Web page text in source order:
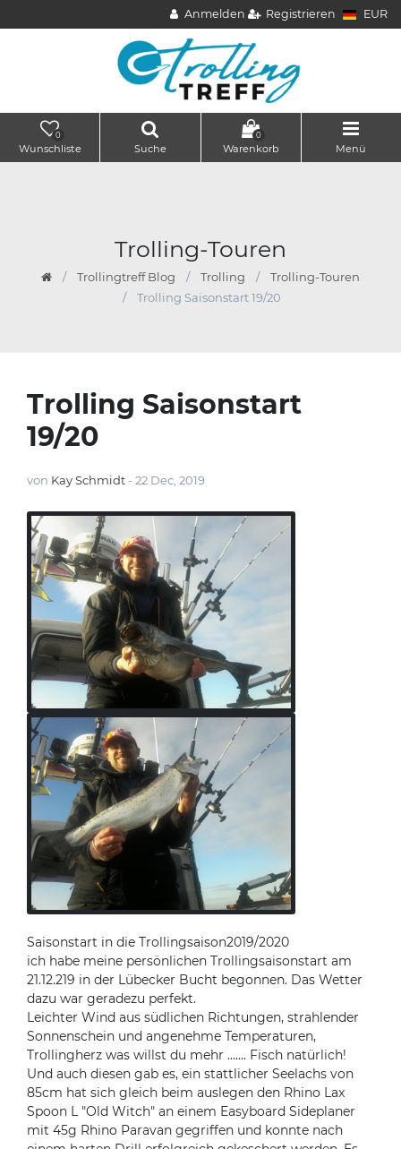
Anmelden Registrieren EUR
0
Wunschliste Suche
0
Warenkorb Menü
Trolling-Touren
Trollingtreff Blog Trolling
Trolling-Touren
Trolling Saisonstart 19/20
Trolling Saisonstart
19/20
von Kay Schmidt - 22 Dec, 2019
Saisonstart in die Trollingsaison2019/2020
ich habe meine persönlichen Trollingsaisonstart am
21.12.219 in der Lübecker Bucht begonnen. Das Wetter
dazu war geradezu perfekt.
Leichter Wind aus südlichen Richtungen, strahlender
Sonnenschein und angenehme Temperaturen,
Trollingherz was willst du mehr ……. Fisch natürlich!
Und auch diesen gab es, ein stattlicher Seelachs von
85cm hat sich gleich beim auslegen den Rhino Lax
Spoon L "Old Witch" an einem Easyboard Sideplaner
mit 45g Rhino Paravan gegriffen und konnte nach